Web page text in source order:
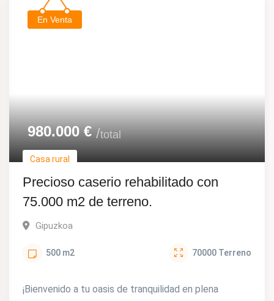
En Venta
980.000€ total
Casa rural
Precioso caserio rehabilitado con
75.000 m2 de terreno.
Gipuzkoa
500 m2 70000 Terreno
¡Bienvenido a tu oasis de tranquilidad en plena